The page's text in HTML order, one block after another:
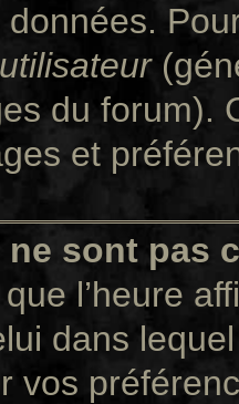
du forum).
et
ne sont pas
l’heure
dans
vos